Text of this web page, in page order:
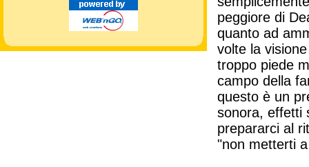
peggiore di
quanto ad
volte la
troppo piede
campo della
questo è un
sonora, effetti
prepararci al
"non metterti